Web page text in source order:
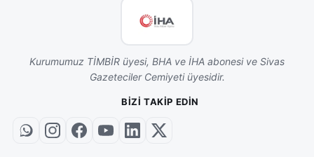
Kurumumuz TİMBİR üyesi, BHA ve İHA abonesi ve Sivas
Gazeteciler Cemiyeti üyesidir.
BIZI TAKIP EDIN